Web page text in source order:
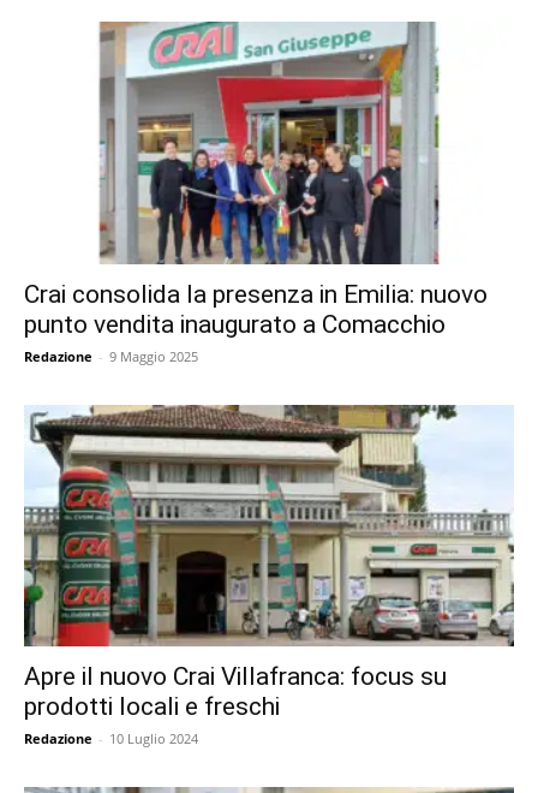
Crai consolida la presenza in Emilia: nuovo
punto vendita inaugurato a Comacchio
Redazione - 9 Maggio 2025
Apre il nuovo Crai Villafranca: focus su
prodotti locali e freschi
Redazione - 10 Luglio 2024